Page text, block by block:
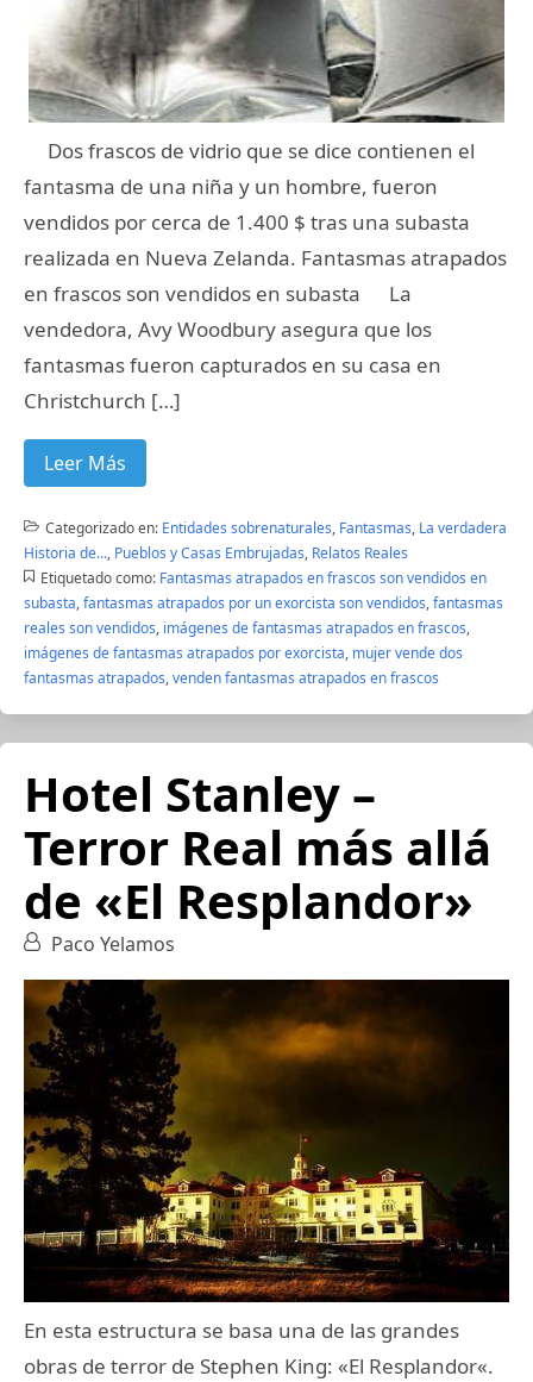
Dos frascos de vidrio que se dice contienen el
fantasma de una niña y un hombre, fueron
vendidos por cerca de 1.400 $ tras una subasta
realizada en Nueva Zelanda. Fantasmas atrapados
en frascos son vendidos en subasta La
vendedora, Avy Woodbury asegura que los
fantasmas fueron capturados en su casa en
Christchurch […]
Leer Más
Categorizado en: Entidades sobrenaturales, Fantasmas, La verdadera
Historia de..., Pueblos y Casas Embrujadas, Relatos Reales
Etiquetado como: Fantasmas atrapados en frascos son vendidos en
subasta,fantasmas atrapados por un exorcista son vendidos,fantasmas
reales son vendidos, imágenes de fantasmas atrapados en frascos,
imágenes de fantasmas atrapados por exorcista, mujer vende dos
fantasmas atrapados,venden fantasmas atrapados en frascos
Hotel Stanley –
Terror Real más allá
de «El Resplandor»
Paco Yelamos
En esta estructura se basa una de las grandes
obras de terror de Stephen King: «El Resplandor«.